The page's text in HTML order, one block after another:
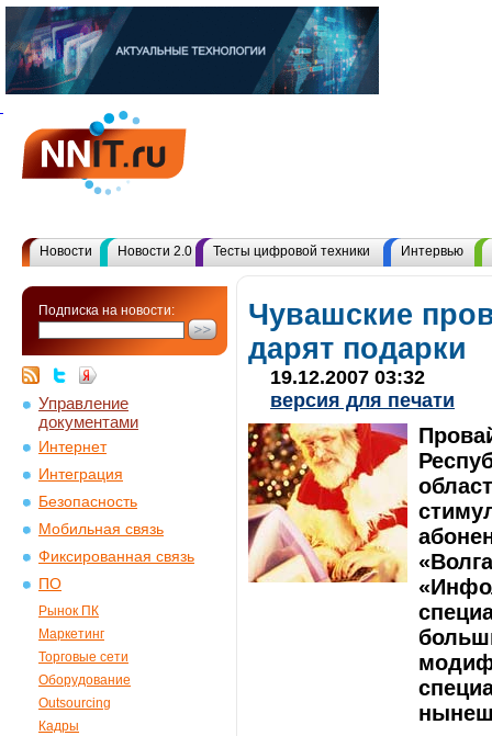
Новости Новости 2.0 Тесты цифровой техники Интервью
Подписка на новости:
Управление
документами
Интернет
Интеграция
Безопасность
Мобильная связь
Фиксированная связь
ПО
Рынок ПК
Маркетинг
Торговые сети
Оборудование
Outsourcing
Кадры
Чувашские
дарят подарки
19.12.2007 03:32
версия для печати